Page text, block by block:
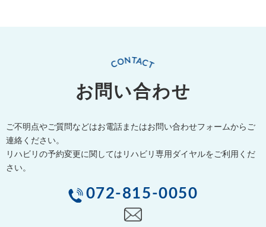
お問い合わせ
ご不明点やご質問などはお電話またはお問い合わせフォームからご
連絡ください。
リハビリの予約変更に関してはリハビリ専用ダイヤルをご利用くだ
さい。
072-815-0050